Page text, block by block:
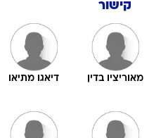
קישור
מאוריציו בדין דיאגו מתיאו